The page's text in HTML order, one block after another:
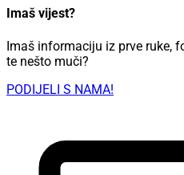
Imaš vijest?
Imaš informaciju iz prve ruke,
te nešto muči?
PODIJELI S NAMA!